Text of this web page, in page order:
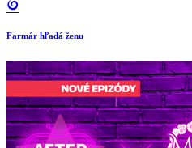
Farmár hľadá ženu